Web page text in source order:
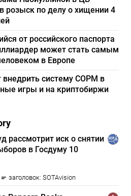
розыск по делу о хищении 4
от российского паспорта
может стать самым
в Европе
внедрить систему СОРМ в
игры и на криптобиржи